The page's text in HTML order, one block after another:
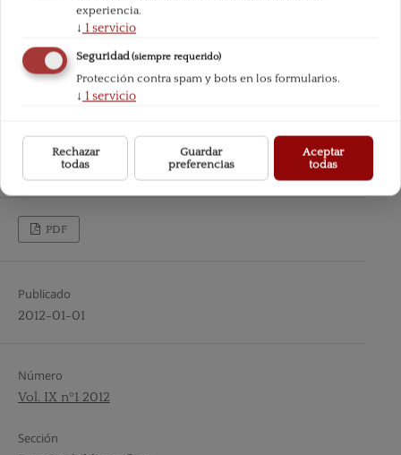
PDF
Publicado
2012-01-01
Número
Vol. IX nº1 2012
Sección
experiencia.
↓ 1servicio
Seguridad(siempre requerido)
Protección contra spam y bots en los formularios.
↓ 1servicio
Rechazar
todas
Guardar
preferencias
Aceptar
todas